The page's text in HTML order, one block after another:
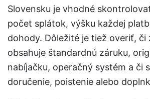
Slovensku je vhodné
počet splátok, výšku každej
dohody. Dôležité je tiež overiť, či
obsahuje štandardnú záruku,
nabíjačku, operačný systém a či
doručenie, poistenie alebo